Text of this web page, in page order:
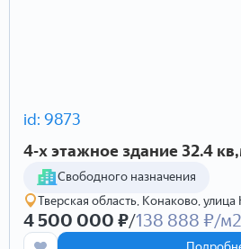
id: 9873
4-х этажное здание 32.4
Cвободного назначения
Тверская область, Конаково,
4 500 000 ₽/138 888 ₽/м2